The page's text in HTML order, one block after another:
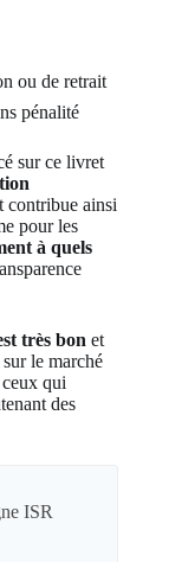
ou de retrait
pénalité
sur ce livret
contribue ainsi
pour les
à quels
très bon et
le marché
qui
des
ISR